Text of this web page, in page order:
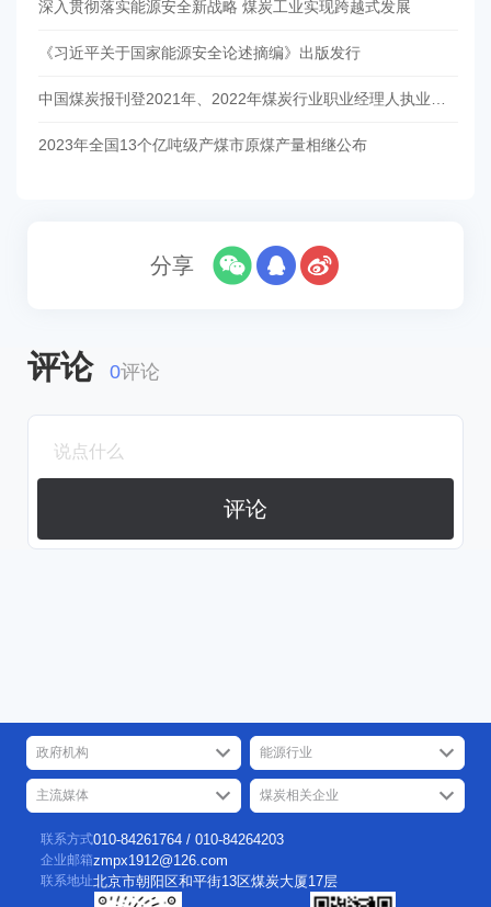
分享
深入贯彻落实能源安全新战略 煤炭工业实现跨越式发展
《习近平关于国家能源安全论述摘编》出版发行
中国煤炭报刊登2021年、2022年煤炭行业职业经理人执业资格人员名单
2023年全国13个亿吨级产煤市原煤产量相继公布
评论 0评论
评论
政府机构 能源行业
主流媒体 煤炭相关企业
联系方式010-84261764 / 010-84264203
企业邮箱zmpx1912@126.com
联系地址北京市朝阳区和平街13区煤炭大厦17层